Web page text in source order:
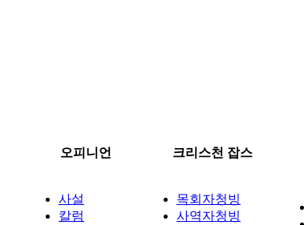
오피니언 크리스천 잡스
사설
칼럼
목회자청빙
사역자청빙